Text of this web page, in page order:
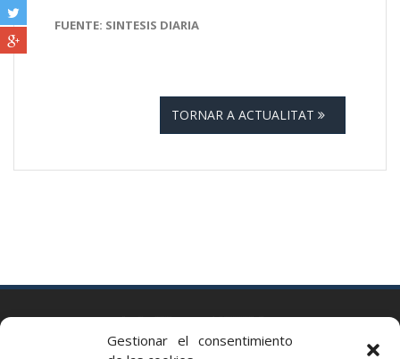
Gestionar el consentimiento
FUENTE: SINTESIS DIARIA
TORNAR A ACTUALITAT
Via Augusta 2 bis, 3º, 08006 Barcelona